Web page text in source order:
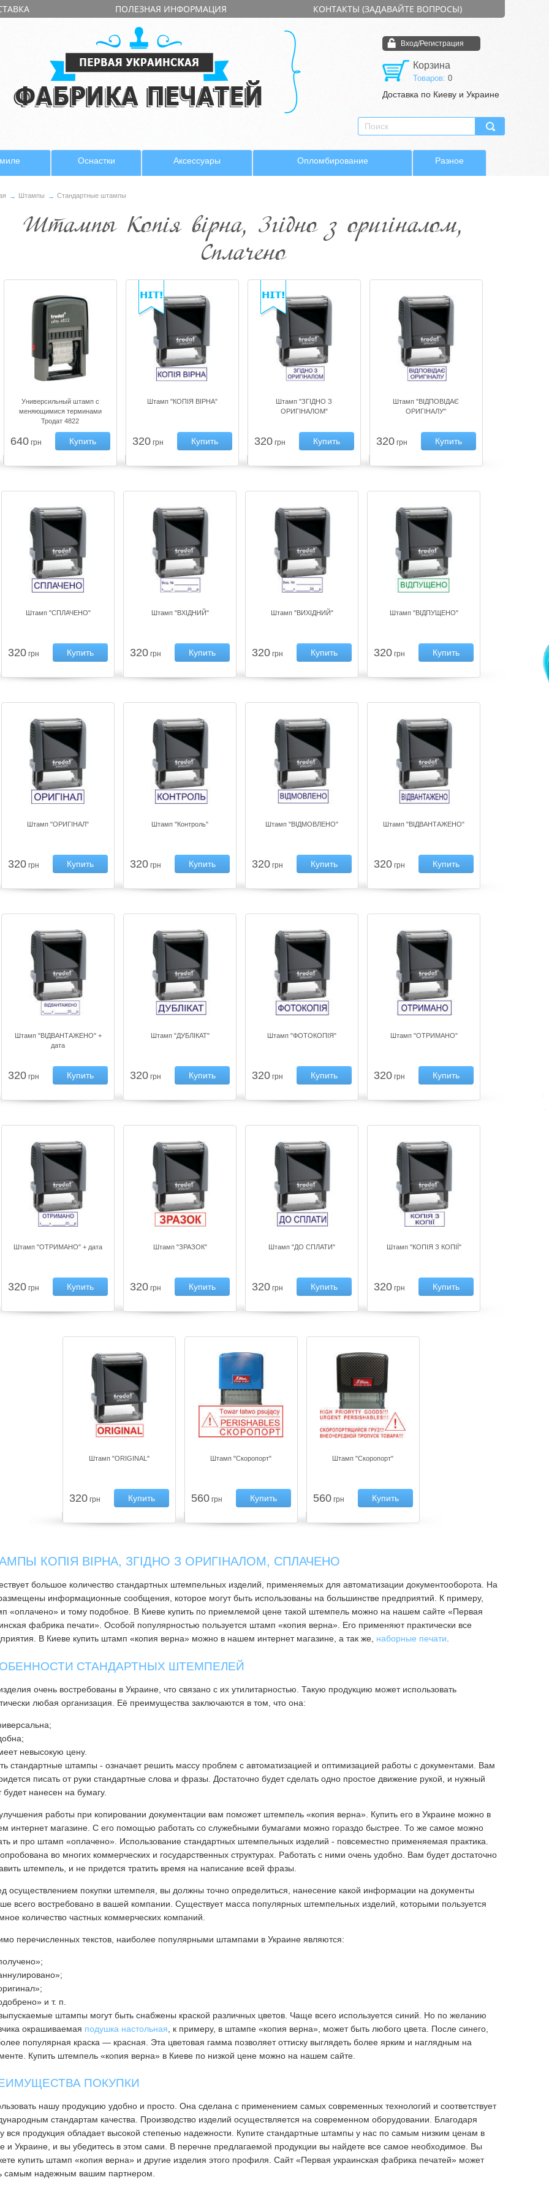
КОПІЯ ВІРНА, ЗГІДНО З ОРИГІНАЛОМ, СПЛАЧЕНО
большое количество стандартных штемпельных изделий, применяемых для автоматизации документооборота. На
информационные сообщения, которое могут быть использованы на большинстве предприятий. К примеру,
«оплачено» и тому подобное. В Киеве купить по приемлемой цене такой штемпель можно на нашем сайте «Первая
фабрика печати». Особой популярностью пользуется штамп «копия верна». Его применяют практически все
В Киеве купить штамп «копия верна» можно в нашем интернет магазине, а так же, наборные печати
СТАНДАРТНЫХ ШТЕМПЕЛЕЙ
очень востребованы в Украине, что связано с их утилитарностью. Такую продукцию может использовать
любая организация. Её преимущества заключаются в том, что она:
невысокую цену.
стандартные штампы - означает решить массу проблем с автоматизацией и оптимизацией работы с документами. Вам
писать от руки стандартные слова и фразы. Достаточно будет сделать одно простое движение рукой, и нужный
будет нанесен на бумагу.
работы при копировании документации вам поможет штемпель «копия верна». Купить его в Украине можно в
интернет магазине. С его помощью работать со служебными бумагами можно гораздо быстрее. То же самое можно
и про штамп «оплачено». Использование стандартных штемпельных изделий - повсеместно применяемая практика.
во многих коммерческих и государственных структурах. Работать с ними очень удобно. Вам будет достаточно
штемпель, и не придется тратить время на написание всей фразы.
осуществлением покупки штемпеля, вы должны точно определиться, нанесение какой информации на документы
всего востребовано в вашей компании. Существует масса популярных штемпельных изделий, которыми пользуется
количество частных коммерческих компаний.
перечисленных текстов, наиболее популярными штампами в Украине являются:
и т. п.
штампы могут быть снабжены краской различных цветов. Чаще всего используется синий. Но по желанию
окрашиваемая подушка настольная , к примеру, в штампе «копия верна», может быть любого цвета. После синего,
популярная краска — красная. Эта цветовая гамма позволяет оттиску выглядеть более ярким и наглядным на
Купить штемпель «копия верна» в Киеве по низкой цене можно на нашем сайте.
ПОКУПКИ
нашу продукцию удобно и просто. Она сделана с применением самых современных технологий и соответствует
стандартам качества. Производство изделий осуществляется на современном оборудовании. Благодаря
вся продукция обладает высокой степенью надежности. Купите стандартные штампы у нас по самым низким ценам в
и Украине, и вы убедитесь в этом сами. В перечне предлагаемой продукции вы найдете все самое необходимое. Вы
купить штамп «копия верна» и другие изделия этого профиля. Сайт «Первая украинская фабрика печатей» может
самым надежным вашим партнером.
ПОЛЕЗНАЯ ИНФОРМАЦИЯ КОНТАКТЫ (ЗАДАВАЙТЕ ВОПРОСЫ)
Вход/Регистрация
Корзина
Товаров: 0
Доставка по Киеву и Украине
Оснастки Аксессуары Опломбирование Разное
Штампы Стандартные штампы
Штампы Копія вірна, Згідно з оригіналом,
Сплачено
Универсильный штамп с
меняющимися терминами
Тродат 4822
640грн Купить
Штамп "КОПІЯ ВІРНА"
320грн Купить
Штамп "ЗГІДНО З
ОРИГІНАЛОМ"
320грн Купить
Штамп "ВІДПОВІДАЄ
ОРИГІНАЛУ"
320грн Купить
Штамп "СПЛАЧЕНО"
320 грн Купить
Штамп "ВХІДНИЙ"
320 грн Купить
Штамп "ВИХІДНИЙ"
320 грн Купить
Штамп "ВІДПУЩЕНО"
320 грн Купить
Штамп "ОРИГІНАЛ"
320 грн Купить
Штамп "Контроль"
320 грн Купить
Штамп "ВІДМОВЛЕНО"
320 грн Купить
Штамп "ВІДВАНТАЖЕНО"
320 грн Купить
Штамп "ВІДВАНТАЖЕНО" +
дата
320 грн Купить
Штамп "ДУБЛІКАТ"
320 грн Купить
Штамп "ФОТОКОПІЯ"
320 грн Купить
Штамп "ОТРИМАНО"
320 грн Купить
Штамп "ОТРИМАНО" + дата
320 грн Купить
Штамп "ЗРАЗОК"
320 грн Купить
Штамп "ДО СПЛАТИ"
320 грн Купить
Штамп "КОПІЯ З КОПІЇ"
320 грн Купить
Штамп "ORIGINAL"
320грн Купить
Штамп "Скоропорт"
560грн Купить
Штамп "Скоропорт"
560грн Купить